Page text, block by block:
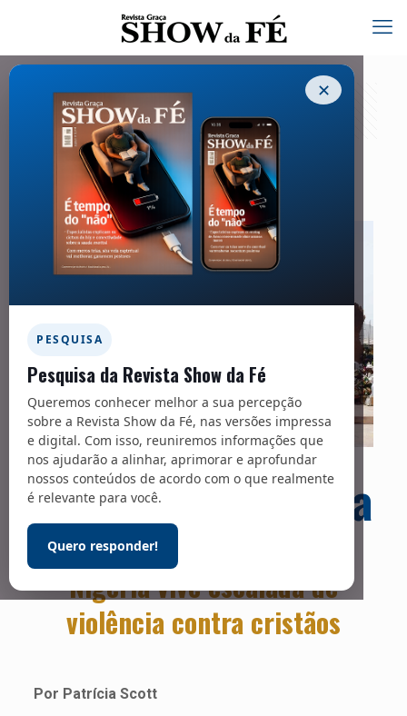
✕
PESQUISA
Pesquisa da Revista Show da Fé
Queremos conhecer melhor a sua percepção
sobre a Revista Show da Fé, nas versões impressa
e digital. Com isso, reuniremos informações que
nos ajudarão a alinhar, aprimorar e aprofundar
nossos conteúdos de acordo com o que realmente
é relevante para você.
Quero responder!
Capa | Missões/Nigéria
01/08/2022
Foto: Divulgação/ Missão Portas Abertas
Guerra nada santa
Nigéria vive escalada de
violência contra cristãos
Por Patrícia Scott